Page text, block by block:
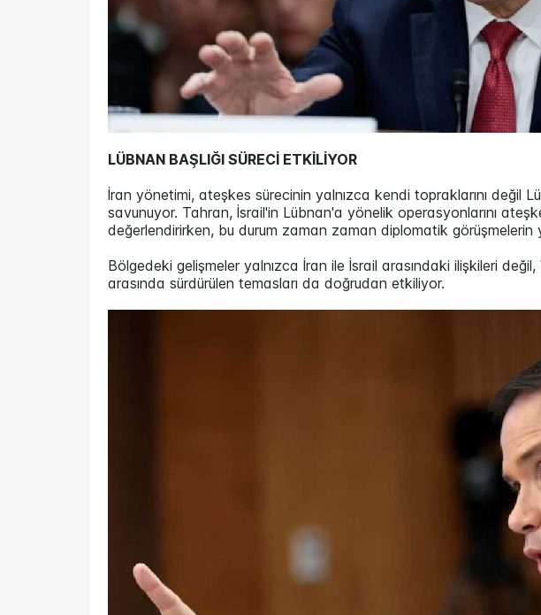
LÜBNAN BAŞLIĞI SÜRECİ ETKİLİYOR
İran yönetimi, ateşkes sürecinin yalnızca kendi topraklarını değil
savunuyor. Tahran, İsrail'in Lübnan'a yönelik operasyonlarını
değerlendirirken, bu durum zaman zaman diplomatik görüşmelerin
Bölgedeki gelişmeler yalnızca İran ile İsrail arasındaki ilişkileri
arasında sürdürülen temasları da doğrudan etkiliyor.